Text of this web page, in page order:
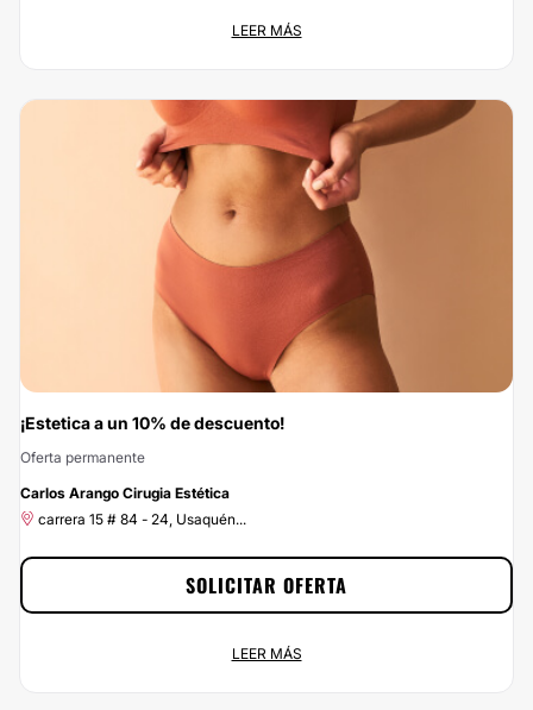
Empieza a ahorrar ahora mismo disfrutando del 15% de descuento que te
ofrecemos por contratar a Skinbody a través de Clinicasesteticas.com.co.
Haz click en el botón Solicitar Promoción y ¡aprovecha nuestros descuentos!
LEER MÁS
-10%
¡Estetica a un 10% de descuento!
Oferta permanente
Carlos Arango Cirugia Estética
carrera 15 # 84 - 24, Usaquén...
SOLICITAR OFERTA
LEER MÁS